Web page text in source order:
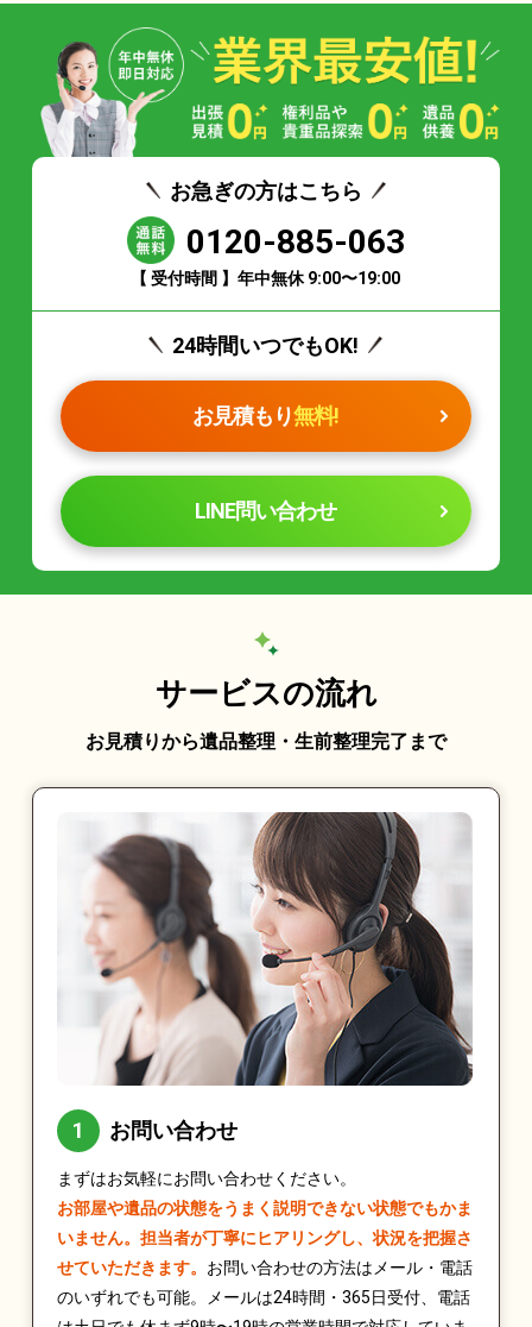
お急ぎの方はこちら
0120-885-063
【 受付時間 】年中無休 9:00〜19:00
24時間いつでもOK!
お見積もり無料!
LINE問い合わせ
サービスの流れ
お見積りから遺品整理・生前整理完了まで
お問い合わせ
まずはお気軽にお問い合わせください。
お部屋や遺品の状態をうまく説明できない状態でもかま
いません。担当者が丁寧にヒアリングし、状況を把握さ
せていただきます。 お問い合わせの方法はメール・電話
のいずれでも可能。メールは24時間・365日受付、電話